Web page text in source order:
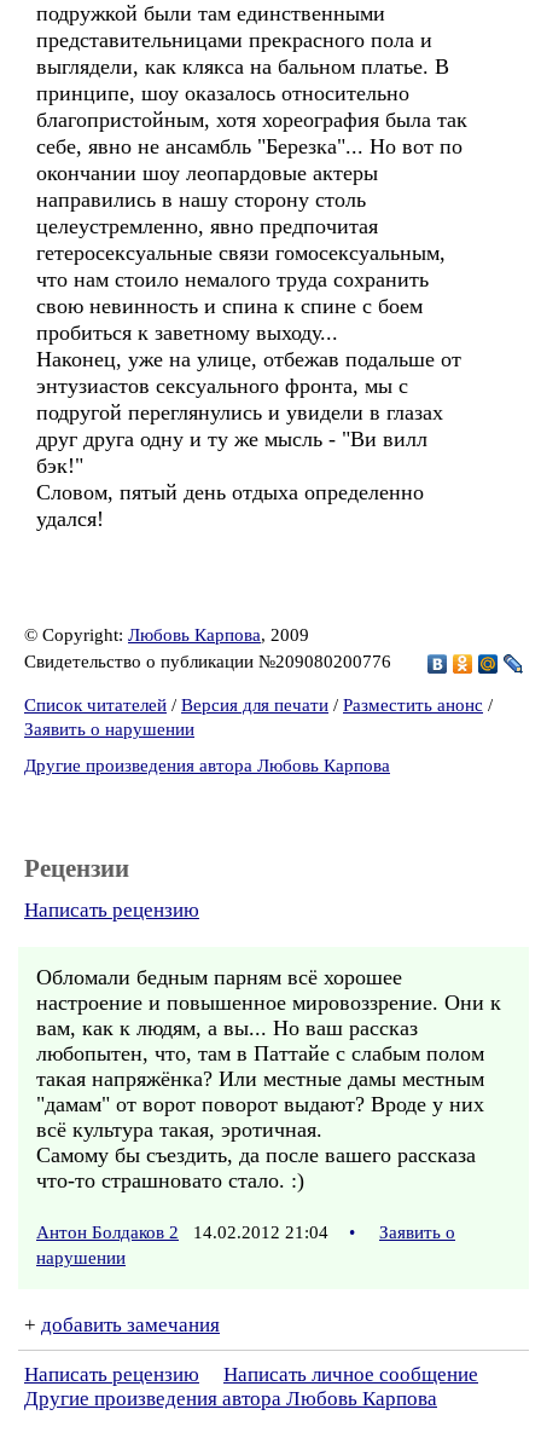
подружкой были там единственными
представительницами прекрасного пола и
выглядели, как клякса на бальном платье. В
принципе, шоу оказалось относительно
благопристойным, хотя хореография была так
себе, явно не ансамбль "Березка"... Но вот по
окончании шоу леопардовые актеры
направились в нашу сторону столь
целеустремленно, явно предпочитая
гетеросексуальные связи гомосексуальным,
что нам стоило немалого труда сохранить
свою невинность и спина к спине с боем
пробиться к заветному выходу...
Наконец, уже на улице, отбежав подальше от
энтузиастов сексуального фронта, мы с
подругой переглянулись и увидели в глазах
друг друга одну и ту же мысль - "Ви вилл
бэк!"
Словом, пятый день отдыха определенно
удался!
© Copyright: Любовь Карпова, 2009
Свидетельство о публикации №209080200776
Список читателей / Версия для печати / Разместить анонс /
Заявить о нарушении
Другие произведения автора Любовь Карпова
Рецензии
Написать рецензию
Обломали бедным парням всё хорошее
настроение и повышенное мировоззрение. Они к
вам, как к людям, а вы... Но ваш рассказ
любопытен, что, там в Паттайе с слабым полом
такая напряжёнка? Или местные дамы местным
"дамам" от ворот поворот выдают? Вроде у них
всё культура такая, эротичная.
Самому бы съездить, да после вашего рассказа
что-то страшновато стало. :)
Антон Болдаков 2 14.02.2012 21:04 •
Заявить о
нарушении
+ добавить замечания
Написать рецензию
Написать личное сообщение
Другие произведения автора Любовь Карпова